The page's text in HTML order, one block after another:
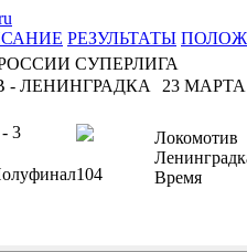
РЕЗУЛЬТАТЫ
СУПЕРЛИГА
ЛЕНИНГРАДКА
23 МАРТА
3
104
Локомотив
Время